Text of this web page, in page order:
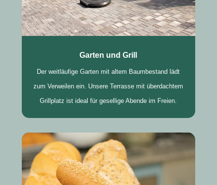
Garten und Grill
Der weitläufige Garten mit altem Baumbestand lädt
zum Verweilen ein. Unsere Terrasse mit überdachtem
Grillplatz ist ideal für gesellige Abende im Freien.